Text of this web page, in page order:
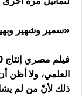
«سمير وشهير
العلمي، ولا أظن
ذلك لأنّ من لم